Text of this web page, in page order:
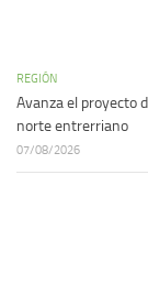
REGIÓN
Avanza el proyecto
norte entrerriano
07/08/2026